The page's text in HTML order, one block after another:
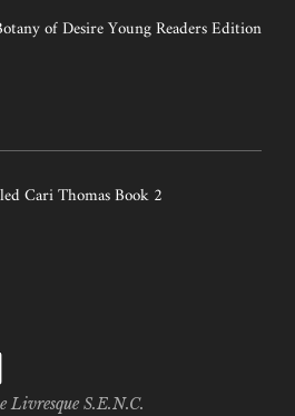
of Desire Young Readers Edition
Cari Thomas Book 2
S.E.N.C.